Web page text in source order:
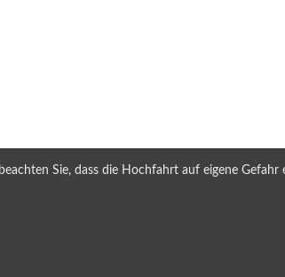
Sie, dass die Hochfahrt auf eigene